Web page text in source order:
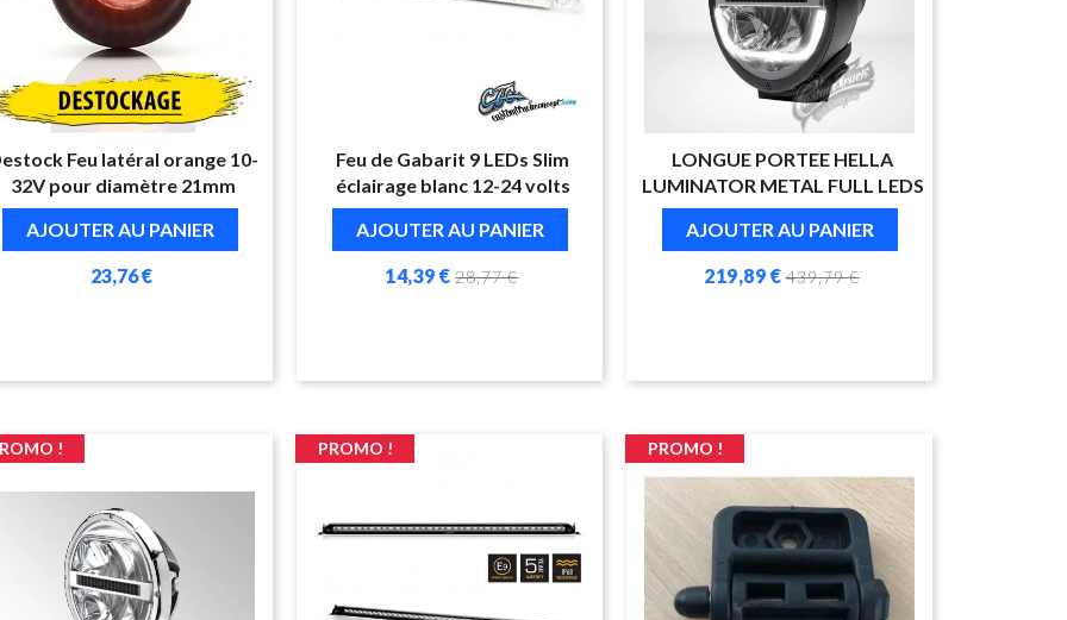
Feu latéral orange 10-
32V pour diamètre 21mm
AJOUTER AU PANIER
23,76 €
Feu de Gabarit 9 LEDs Slim
éclairage blanc 12-24 volts
AJOUTER AU PANIER
14,39 € 28,77 €
LONGUE PORTEE HELLA
LUMINATOR METAL FULL LEDS
AJOUTER AU PANIER
219,89 € 439,79 €
! PROMO ! PROMO !